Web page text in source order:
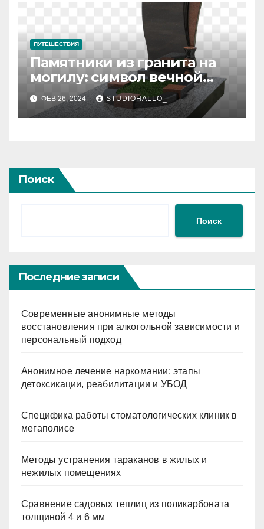
ПУТЕШЕСТВИЯ
Памятники из гранита на
могилу: символ вечной
памяти и уважения
ФЕВ 26, 2024 STUDIOHALLO_
Поиск
Поиск
Последние записи
Современные анонимные методы
восстановления при алкогольной зависимости и
персональный подход
Анонимное лечение наркомании: этапы
детоксикации, реабилитации и УБОД
Специфика работы стоматологических клиник в
мегаполисе
Методы устранения тараканов в жилых и
нежилых помещениях
Сравнение садовых теплиц из поликарбоната
толщиной 4 и 6 мм